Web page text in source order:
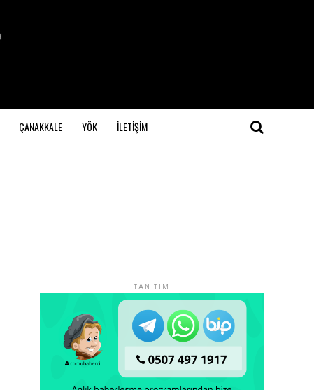
ÇANAKKALE YÖK İLETİŞİM
TANITIM